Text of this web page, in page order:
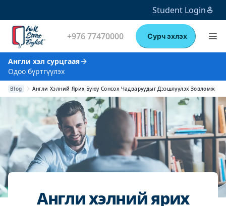
Student Login
+976 77470000 Сурч эхлэх
Англи хэл сурцгаая
Одоо бүртгүүлэх
Blog Англи Хэлний Ярих Буюу Сонсох Чадваруудыг Дээшлүүлэх Зөвлөмж
Англи хэлний ярих